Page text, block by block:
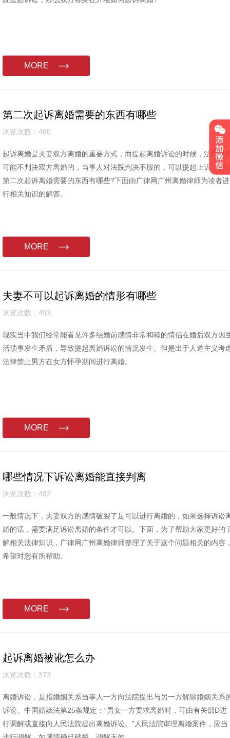
MORE
第二次起诉离婚需要的东西有哪些
浏览次数：480
起诉离婚是夫妻双方离婚的重要方式，而提起离婚诉讼的时候，法院是
可能不判决双方离婚的，当事人对法院判决不服的，可以提起上诉，那
第二次起诉离婚需要的东西有哪些?下面由广律网广州离婚律师为读者进
行相关知识的解答。
MORE
夫妻不可以起诉离婚的情形有哪些
浏览次数：493
现实当中我们经常能看见许多结婚前感情非常和睦的情侣在婚后双方因
活琐事发生矛盾，导致提起离婚诉讼的情况发生。但是出于人道主义考
法律禁止男方在女方怀孕期间进行离婚。
MORE
哪些情况下诉讼离婚能直接判离
浏览次数：482
一般情况下，夫妻双方的感情破裂了是可以进行离婚的，如果选择诉讼
婚的话，需要满足诉讼离婚的条件才可以。下面，为了帮助大家更好的
解相关法律知识，广律网广州离婚律师整理了关于这个问题相关的内容
希望对您有所帮助。
MORE
起诉离婚被讹怎么办
浏览次数：373
离婚诉讼，是指婚姻关系当事人一方向法院提出与另一方解除婚姻关系
诉讼。中国婚姻法第25条规定：“男女一方要求离婚时，可由有关部D进
行调解或直接向人民法院提出离婚诉讼。”人民法院审理离婚案件，应当